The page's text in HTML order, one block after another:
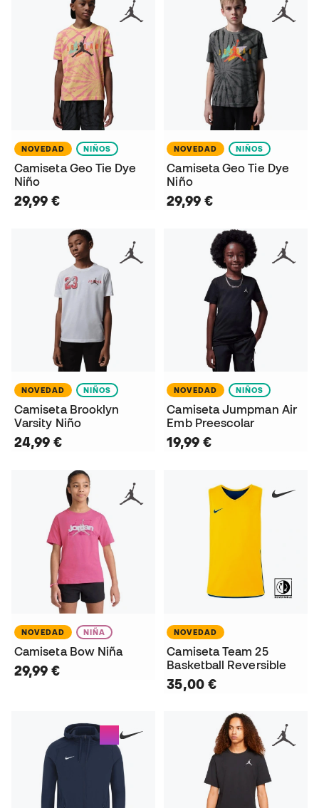
NOVEDAD NIÑOS
Camiseta Geo Tie Dye
Niño
29,99 €
NOVEDAD NIÑOS
Camiseta Geo Tie Dye
Niño
29,99 €
NOVEDAD NIÑOS
Camiseta Brooklyn
Varsity Niño
24,99 €
NOVEDAD NIÑOS
Camiseta Jumpman Air
Emb Preescolar
19,99 €
NOVEDAD NIÑA
Camiseta Bow Niña
29,99 €
NOVEDAD
Camiseta Team 25
Basketball Reversible
35,00 €